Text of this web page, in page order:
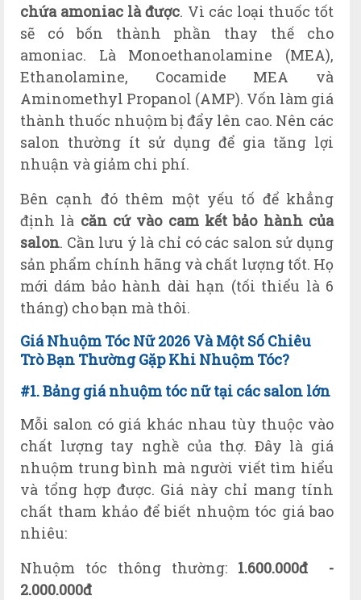
chứa amoniac là được. Vì các loại thuốc tốt
sẽ có bốn thành phần thay thế cho
amoniac. Là Monoethanolamine (MEA),
Ethanolamine, Cocamide MEA và
Aminomethyl Propanol (AMP). Vốn làm giá
thành thuốc nhuộm bị đẩy lên cao. Nên các
salon thường ít sử dụng để gia tăng lợi
nhuận và giảm chi phí.
Bên cạnh đó thêm một yếu tố để khẳng
định là căn cứ vào cam kết bảo hành của
salon. Cần lưu ý là chỉ có các salon sử dụng
sản phẩm chính hãng và chất lượng tốt. Họ
mới dám bảo hành dài hạn (tối thiểu là 6
tháng) cho bạn mà thôi.
Giá Nhuộm Tóc Nữ 2026 Và Một Số Chiêu
Trò Bạn Thường Gặp Khi Nhuộm Tóc?
#1. Bảng giá nhuộm tóc nữ tại các salon lớn
Mỗi salon có giá khác nhau tùy thuộc vào
chất lượng tay nghề của thợ. Đây là giá
nhuộm trung bình mà người viết tìm hiểu
và tổng hợp được. Giá này chỉ mang tính
chất tham khảo để biết nhuộm tóc giá bao
nhiêu:
Nhuộm tóc thông thường: 1.600.000đ
-
2.000.000đ